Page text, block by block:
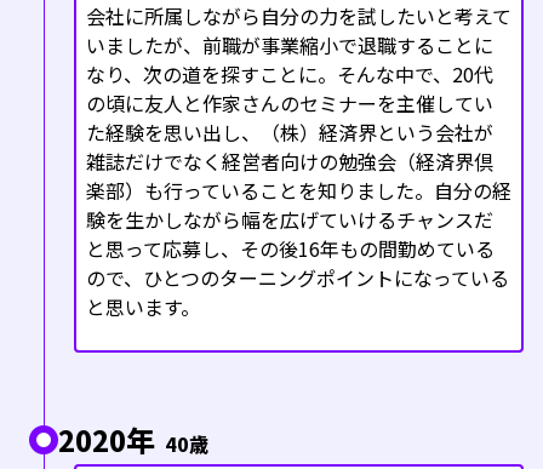
会社に所属しながら自分の力を試したいと考えて
いましたが、前職が事業縮小で退職することに
なり、次の道を探すことに。そんな中で、20代
の頃に友人と作家さんのセミナーを主催してい
た経験を思い出し、（株）経済界という会社が
雑誌だけでなく経営者向けの勉強会（経済界倶
楽部）も行っていることを知りました。自分の経
験を生かしながら幅を広げていけるチャンスだ
と思って応募し、その後16年もの間勤めている
ので、ひとつのターニングポイントになっている
と思います。
2020年 40歳